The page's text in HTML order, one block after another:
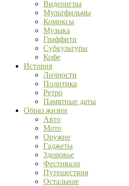
Видеоигры
Мультфильмы
Комиксы
Музыка
Граффити
Субкультуры
Кофе
История
Личности
Политика
Ретро
Памятные даты
Образ жизни
Авто
Мото
Оружие
Гаджеты
Здоровье
Фестивали
Путешествия
Остальное